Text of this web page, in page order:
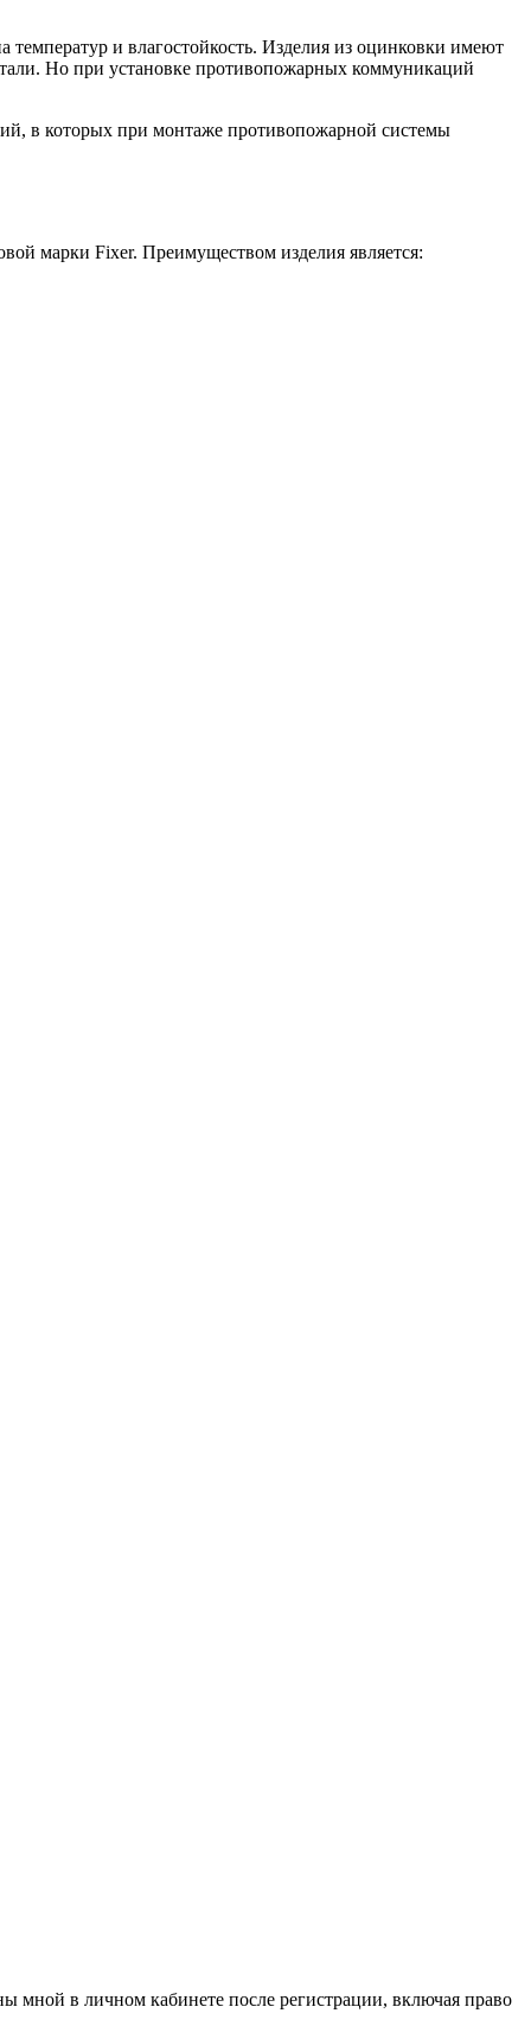
и влагостойкость. Изделия из оцинковки имеют
Но при установке противопожарных коммуникаций
в которых при монтаже противопожарной системы
марки Fixer. Преимуществом изделия является:
мной в личном кабинете после регистрации, включая право